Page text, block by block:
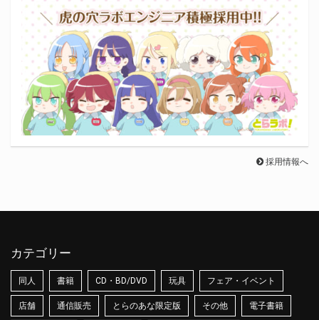
採用情報へ
カテゴリー
同人 書籍 CD・BD/DVD 玩具 フェア・イベント
店舗 通信販売 とらのあな限定版 その他 電子書籍